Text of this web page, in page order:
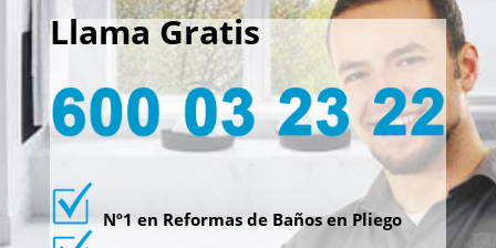
Llama Gratis
Nº1 en Reformas de Baños en Pliego